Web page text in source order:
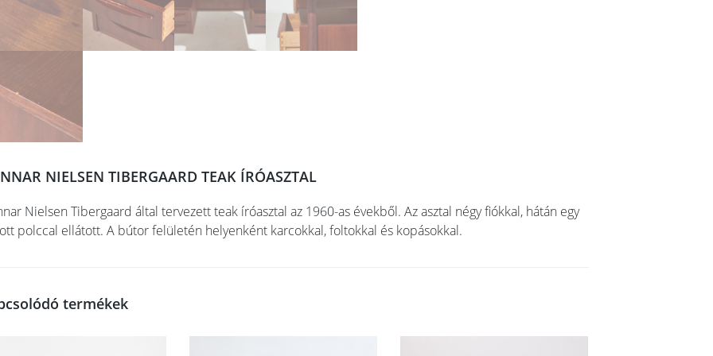
NIELSEN TIBERGAARD TEAK ÍRÓASZTAL
Nielsen Tibergaard által tervezett teak íróasztal az 1960-as évekből. Az asztal négy fiókkal, hátán egy
polccal ellátott. A bútor felületén helyenként karcokkal, foltokkal és kopásokkal.
termékek